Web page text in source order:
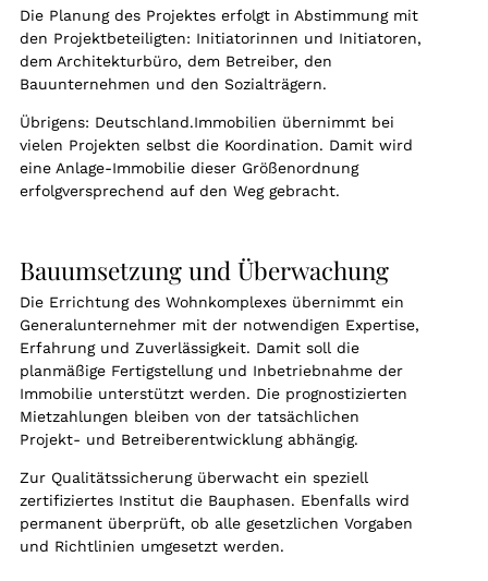
Die Planung des Projektes erfolgt in Abstimmung mit
den Projektbeteiligten: Initiatorinnen und Initiatoren,
dem Architekturbüro, dem Betreiber, den
Bauunternehmen und den Sozialträgern.
Übrigens: Deutschland.Immobilien übernimmt bei
vielen Projekten selbst die Koordination. Damit wird
eine Anlage-Immobilie dieser Größenordnung
erfolgversprechend auf den Weg gebracht.
Bauumsetzung und Überwachung
Die Errichtung des Wohnkomplexes übernimmt ein
Generalunternehmer mit der notwendigen Expertise,
Erfahrung und Zuverlässigkeit. Damit soll die
planmäßige Fertigstellung und Inbetriebnahme der
Immobilie unterstützt werden. Die prognostizierten
Mietzahlungen bleiben von der tatsächlichen
Projekt- und Betreiberentwicklung abhängig.
Zur Qualitätssicherung überwacht ein speziell
zertifiziertes Institut die Bauphasen. Ebenfalls wird
permanent überprüft, ob alle gesetzlichen Vorgaben
und Richtlinien umgesetzt werden.